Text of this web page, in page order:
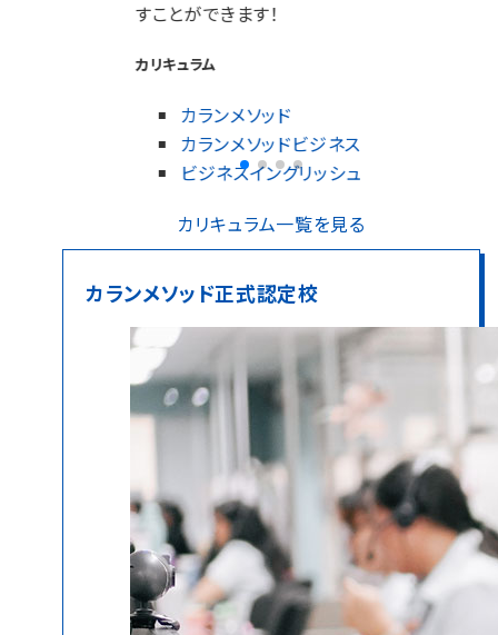
すことができます！
カリキュラム
カランメソッド
カランメソッドビジネス
ビジネスイングリッシュ
カリキュラム一覧を見る
カランメソッド正式認定校